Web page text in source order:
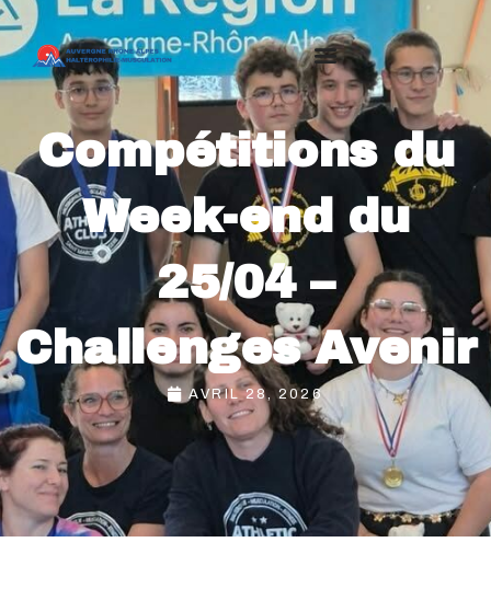
Compétitions du
Week-end du
25/04 –
Challenges Avenir
AVRIL 28, 2026